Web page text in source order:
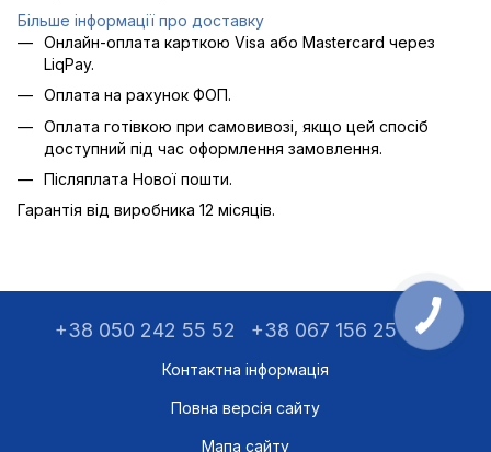
Більше інформації про доставку
Онлайн-оплата карткою Visa або Mastercard через
LiqPay.
Оплата на рахунок ФОП.
Оплата готівкою при самовивозі, якщо цей спосіб
доступний під час оформлення замовлення.
Післяплата Нової пошти.
Гарантія від виробника 12 місяців.
+38 050 242 55 52 +38 067 156 25 75
Контактна інформація
Повна версія сайту
Мапа сайту